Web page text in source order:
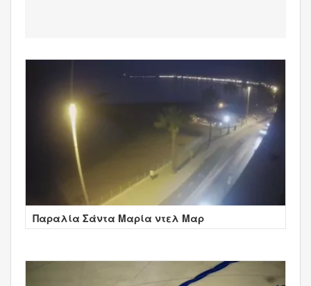
Παραλία Σάντα Μαρία ντελ Μαρ